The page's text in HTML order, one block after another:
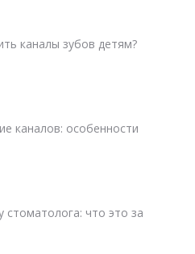
каналы зубов детям?
каналов: особенности
стоматолога: что это за